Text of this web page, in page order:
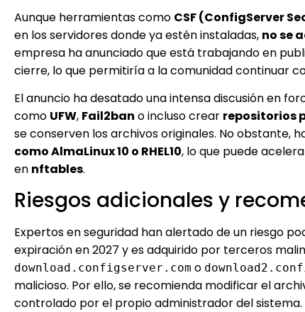
Aunque herramientas como CSF (ConfigServer
en los servidores donde ya estén instaladas, no se
empresa ha anunciado que está trabajando en
cierre, lo que permitiría a la comunidad continuar
El anuncio ha desatado una intensa discusión en
como UFW, Fail2ban o incluso crear repositorios
se conserven los archivos originales. No obstante,
como AlmaLinux 10 o RHEL10, lo que puede
en nftables.
Riesgos adicionales y
Expertos en seguridad han alertado de un riesgo
expiración en 2027 y es adquirido por terceros
download.configserver.com o
malicioso. Por ello, se recomienda modificar el
controlado por el propio administrador del sistema.